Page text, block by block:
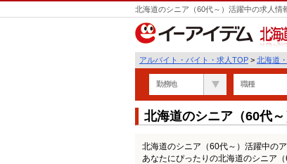
北海道のシニア（60代～）活躍中の求人
北海
アルバイト・バイト・求人TOP > 北海道
勤務地 職種
北海道のシニア（60代
北海道のシニア（60代～）活躍中の
あなたにぴったりの北海道のシニア